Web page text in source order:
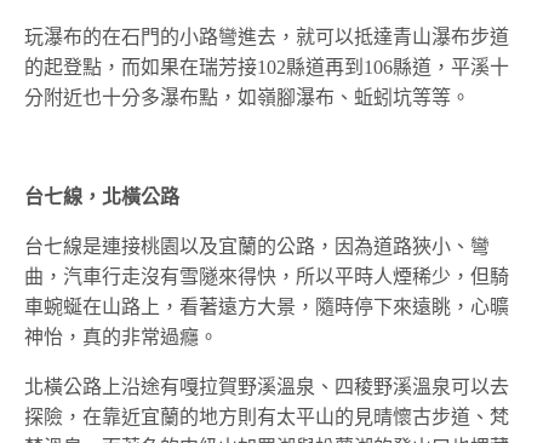
玩瀑布的在石門的小路彎進去，就可以抵達青山瀑布步道
的起登點，而如果在瑞芳接102縣道再到106縣道，平溪十
分附近也十分多瀑布點，如嶺腳瀑布、蚯蚓坑等等。
台七線，北橫公路
台七線是連接桃園以及宜蘭的公路，因為道路狹小、彎
曲，汽車行走沒有雪隧來得快，所以平時人煙稀少，但騎
車蜿蜒在山路上，看著遠方大景，隨時停下來遠眺，心曠
神怡，真的非常過癮。
北橫公路上沿途有嘎拉賀野溪溫泉、四稜野溪溫泉可以去
探險，在靠近宜蘭的地方則有太平山的見晴懷古步道、梵